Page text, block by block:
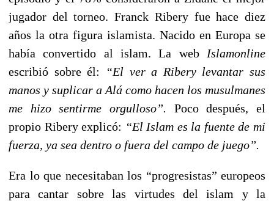
jugador del torneo. Franck Ribery fue hace diez
años la otra figura islamista. Nacido en Europa se
había convertido al islam. La web Islamonline
escribió sobre él:
“El ver a Ribery levantar sus
manos y suplicar a Alá como hacen los musulmanes
me hizo sentirme orgulloso”. Poco después, el
propio Ribery explicó: “El Islam es la fuente de mi
fuerza, ya sea dentro o fuera del campo de juego”.
Era lo que necesitaban los “progresistas” europeos
para cantar sobre las virtudes del islam y la